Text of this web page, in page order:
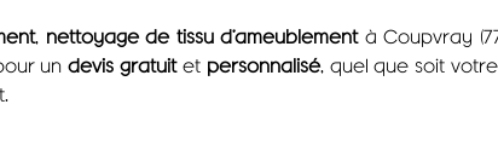
, nettoyage de tissu d’ameublementà Coupvray
undevis gratuitet personnalisé, quel que soit